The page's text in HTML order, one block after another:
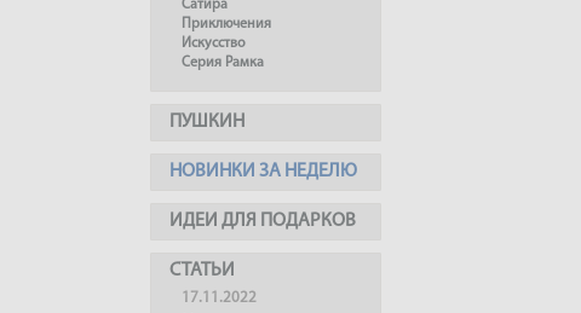
Сатира
Приключения
Искусство
Серия Рамка
ПУШКИН
НОВИНКИ ЗА НЕДЕЛЮ
ИДЕИ ДЛЯ ПОДАРКОВ
СТАТЬИ
17.11.2022